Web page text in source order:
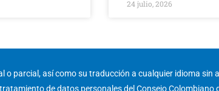
24 julio, 2026
o parcial, así como su traducción a cualquier idioma sin
de datos personales del Consejo Colombiano